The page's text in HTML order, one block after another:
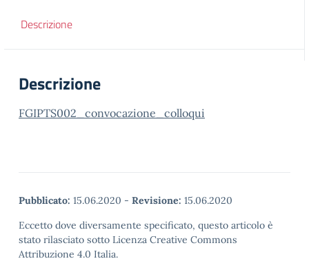
Descrizione
Descrizione
FGIPTS002_convocazione_colloqui
Pubblicato: 15.06.2020 - Revisione: 15.06.2020
Eccetto dove diversamente specificato, questo articolo è
stato rilasciato sotto Licenza Creative Commons
Attribuzione 4.0 Italia.